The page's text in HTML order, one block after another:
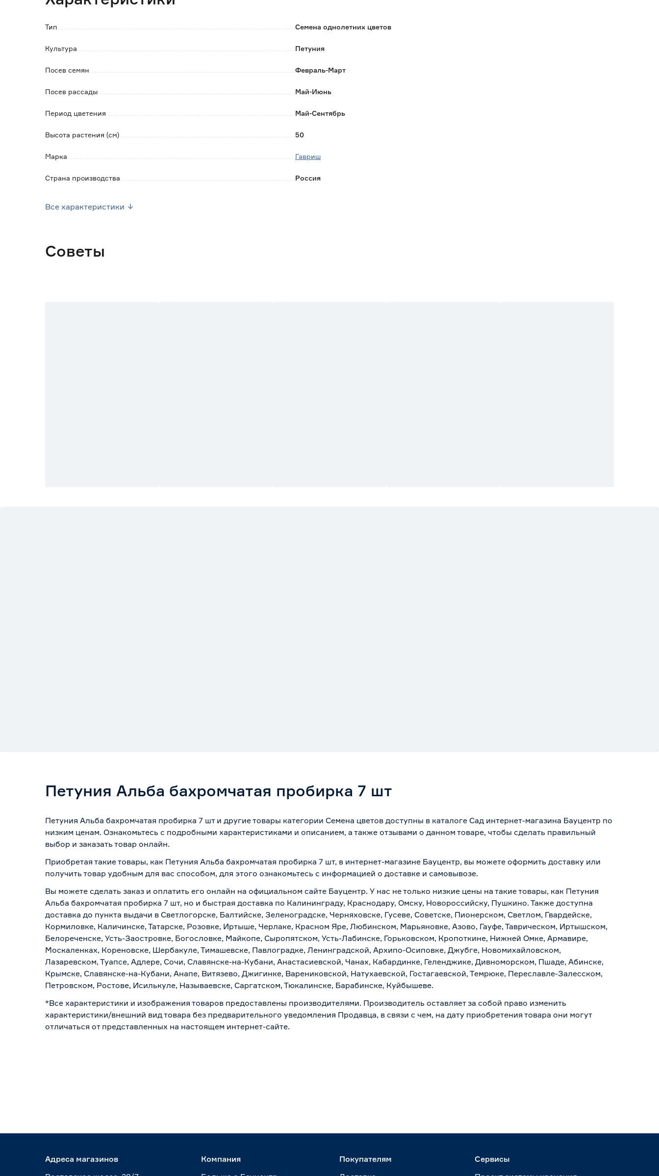
Украсит клумбы, вазоны, балконные ящики, подоконники, низкорослые бордюры.
Тип Семена однолетних цветов
Культура Петуния
Посев семян Февраль-Март
Посев рассады Май-Июнь
Период цветения Май-Сентябрь
Высота растения (см) 50
Марка Гавриш
Страна производства Россия
Все характеристики
Советы
Петуния Альба бахромчатая пробирка 7 шт
Петуния Альба бахромчатая пробирка 7 шт и другие товары категории Семена цветов доступны в каталоге Сад интернет-магазина Бауцентр по
низким ценам. Ознакомьтесь с подробными характеристиками и описанием, а также отзывами о данном товаре, чтобы сделать правильный
выбор и заказать товар онлайн.
Приобретая такие товары, как Петуния Альба бахромчатая пробирка 7 шт, в интернет-магазине Бауцентр, вы можете оформить доставку или
получить товар удобным для вас способом, для этого ознакомьтесь с информацией о доставке и самовывозе.
Вы можете сделать заказ и оплатить его онлайн на официальном сайте Бауцентр. У нас не только низкие цены на такие товары, как Петуния
Альба бахромчатая пробирка 7 шт, но и быстрая доставка по Калининграду, Краснодару, Омску, Новороссийску, Пушкино. Также доступна
доставка до пункта выдачи в Светлогорске, Балтийске, Зеленоградске, Черняховске, Гусеве, Советске, Пионерском, Светлом, Гвардейске,
Кормиловке, Каличинске, Татарске, Розовке, Иртыше, Черлаке, Красном Яре, Любинском, Марьяновке, Азово, Гауфе, Таврическом, Иртышском,
Белореченске, Усть-Заостровке, Богословке, Майкопе, Сыропятском, Усть-Лабинске, Горьковском, Кропоткине, Нижней Омке, Армавире,
Москаленках, Кореновске, Шербакуле, Тимашевске, Павлоградке, Ленинградской, Архипо-Осиповке, Джубге, Новомихайловском,
Лазаревском, Туапсе, Адлере, Сочи, Славянске-на-Кубани, Анастасиевской, Чанах, Кабардинке, Геленджике, Дивноморском, Пшаде, Абинске,
Крымске, Славянске-на-Кубани, Анапе, Витязево, Джигинке, Варениковской, Натухаевской, Гостагаевской, Темрюке, Переславле-Залесском,
Петровском, Ростове, Исилькуле, Называевске, Саргатском, Тюкалинске, Барабинске, Куйбышеве.
*Все характеристики и изображения товаров предоставлены производителями. Производитель оставляет за собой право изменить
характеристики/внешний вид товара без предварительного уведомления Продавца, в связи с чем, на дату приобретения товара они могут
отличаться от представленных на настоящем интернет-сайте.
Адреса магазинов
Компания
Покупателям
Сервисы